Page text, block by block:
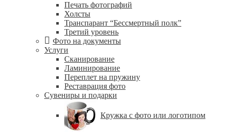
Печать фотографий
Холсты
Транспарант “Бессмертный полк”
Третий уровень
Фото на документы
Услуги
Сканирование
Ламинирование
Переплет на пружину
Реставрация фото
Сувениры и подарки
Кружка с фото или логотипом